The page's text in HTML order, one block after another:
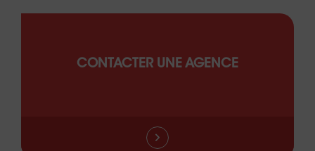
CONTACTER UNE AGENCE